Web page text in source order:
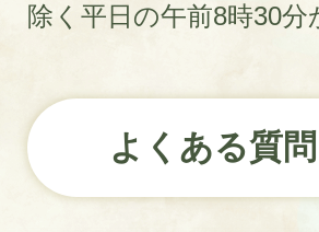
除く平日の午前8時30
よくある質問